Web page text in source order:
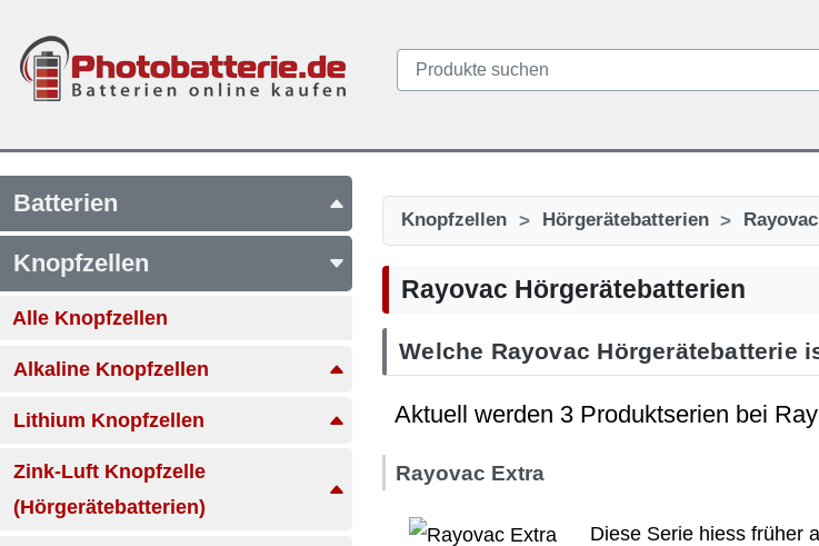
Batterien
Knopfzellen
Alle Knopfzellen
Alkaline Knopfzellen
Lithium Knopfzellen
Zink-Luft Knopfzelle
(Hörgerätebatterien)
Knopfzellen > Hörgerätebatterien >
Rayovac Hörgerätebatterien
Welche Rayovac Hörgerätebatterie
Aktuell werden 3 Produktserien bei
Rayovac Extra
Diese Serie hiess früher